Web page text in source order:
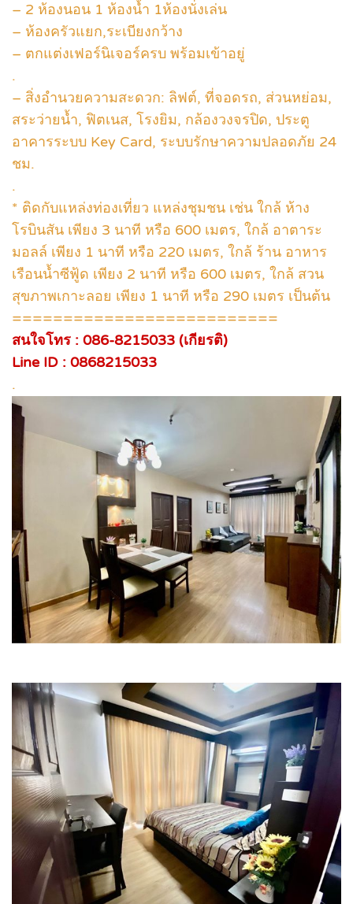
– 2 ห้องนอน 1 ห้องน้ำ 1ห้องนั่งเล่น
– ห้องครัวแยก,ระเบียงกว้าง
– ตกแต่งเฟอร์นิเจอร์ครบ พร้อมเข้าอยู่
.
– สิ่งอำนวยความสะดวก: ลิฟต์, ที่จอดรถ, ส่วนหย่อม,
สระว่ายน้ำ, ฟิตเนส, โรงยิม, กล้องวงจรปิด, ประตู
อาคารระบบ Key Card, ระบบรักษาความปลอดภัย 24
ชม.
.
* ติดกับแหล่งท่องเที่ยว แหล่งชุมชน เช่น ใกล้ ห้าง
โรบินสัน เพียง 3 นาที หรือ 600 เมตร, ใกล้ อาตาระ
มอลล์ เพียง 1 นาที หรือ 220 เมตร, ใกล้ ร้าน อาหาร
เรือนน้ำซีฟู้ด เพียง 2 นาที หรือ 600 เมตร, ใกล้ สวน
สุขภาพเกาะลอย เพียง 1 นาที หรือ 290 เมตร เป็นต้น
==========================
สนใจโทร : 086-8215033 (เกียรติ)
Line ID : 0868215033
.